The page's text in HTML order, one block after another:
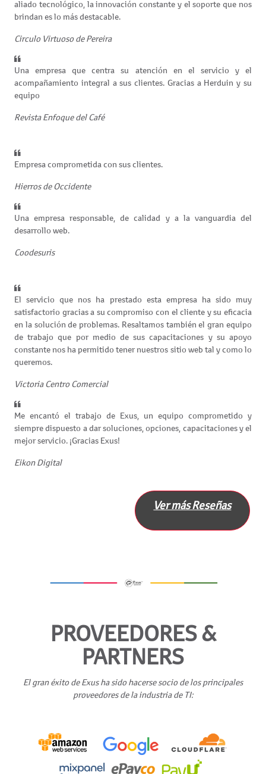
aliado tecnológico, la innovación constante y el soporte que nos
brindan es lo más destacable.
Circulo Virtuoso de Pereira
Una empresa que centra su atención en el servicio y el
acompañamiento integral a sus clientes. Gracias a Herduin y su
equipo
Revista Enfoque del Café
Empresa comprometida con sus clientes.
Hierros de Occidente
Una empresa responsable, de calidad y a la vanguardia del
desarrollo web.
Coodesuris
El servicio que nos ha prestado esta empresa ha sido muy
satisfactorio gracias a su compromiso con el cliente y su eficacia
en la solución de problemas. Resaltamos también el gran equipo
de trabajo que por medio de sus capacitaciones y su apoyo
constante nos ha permitido tener nuestros sitio web tal y como lo
queremos.
Victoria Centro Comercial
Me encantó el trabajo de Exus, un equipo comprometido y
siempre dispuesto a dar soluciones, opciones, capacitaciones y el
mejor servicio. ¡Gracias Exus!
Eikon Digital
Ver más Reseñas
PROVEEDORES &
PARTNERS
El gran éxito de Exus ha sido hacerse socio de los principales
proveedores de la industria de TI: